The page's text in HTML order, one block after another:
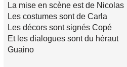
La mise en scène est de Nicolas
Les costumes sont de Carla
Les décors sont signés Copé
Et les dialogues sont du héraut
Guaino